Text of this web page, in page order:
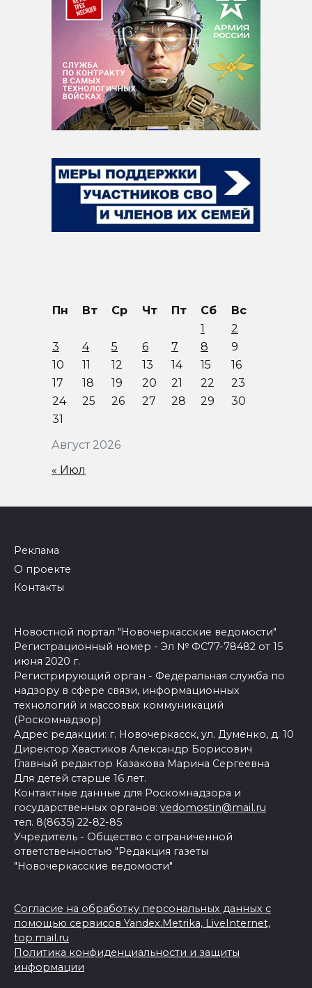
Август 2026
Пн Вт Ср Чт Пт Сб
Вс
1
2
3
4 5 6 7 8
9
10
11 12 13 14 15
16
17
18 19 20 21 22
23
24
25 26 27 28 29
30
31
« Июл
Реклама
О проекте
Контакты
Новостной портал "Новочеркасские ведомости"
Регистрационный номер - Эл № ФС77-78482 от 15
июня 2020 г.
Регистрирующий орган - Федеральная служба по
надзору в сфере связи, информационных
технологий и массовых коммуникаций
(Роскомнадзор)
Адрес редакции: г. Новочеркасск, ул. Думенко, д. 10
Директор Хвастиков Александр Борисович
Главный редактор Казакова Марина Сергеевна
Для детей старше 16 лет.
Контактные данные для Роскомнадзора и
государственных органов: vedomostin@mail.ru
тел. 8(8635) 22-82-85
Учредитель - Общество с ограниченной
ответственностью "Редакция газеты
"Новочеркасские ведомости"
Согласие на обработку персональных данных с
помощью сервисов Yandex.Metrika, LiveInternet,
top.mail.ru
Политика конфиденциальности и защиты
информации